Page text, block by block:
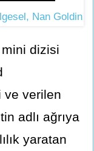
Nan Goldin
mini dizisi
ve verilen
adlı ağrıya
yaratan